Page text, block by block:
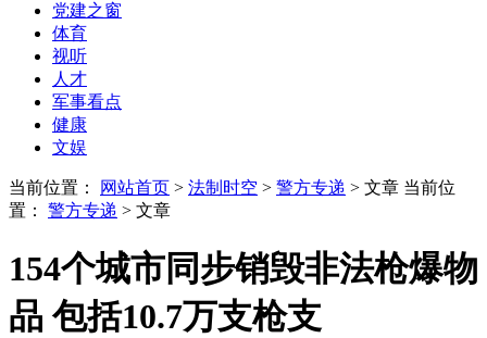
党建之窗
体育
视听
人才
军事看点
健康
文娱
当前位置： 网站首页 > 法制时空 > 警方专递 > 文章 当前位
置： 警方专递 > 文章
154个城市同步销毁非法枪爆物
品 包括10.7万支枪支